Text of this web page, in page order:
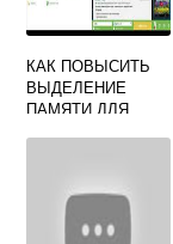
КАК ПОВЫСИТЬ
ВЫДЕЛЕНИЕ
ПАМЯТИ ДЛЯ